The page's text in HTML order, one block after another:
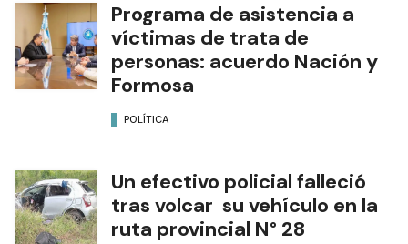
Programa de asistencia a
víctimas de trata de
personas: acuerdo Nación y
Formosa
POLÍTICA
Un efectivo policial falleció
tras volcar su vehículo en la
ruta provincial N° 28